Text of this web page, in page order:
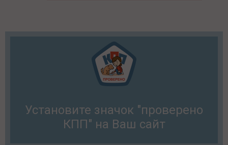
Установите значок "проверено
КПП" на Ваш сайт